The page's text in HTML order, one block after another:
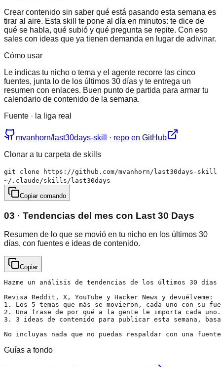
Crear contenido sin saber qué está pasando esta semana es
tirar al aire. Esta skill te pone al día en minutos: te dice de
qué se habla, qué subió y qué pregunta se repite. Con eso
sales con ideas que ya tienen demanda en lugar de adivinar.
Cómo usar
Le indicas tu nicho o tema y el agente recorre las cinco
fuentes, junta lo de los últimos 30 días y te entrega un
resumen con enlaces. Buen punto de partida para armar tu
calendario de contenido de la semana.
Fuente · la liga real
mvanhorn/last30days-skill · repo en GitHub
Clonar a tu carpeta de skills
git clone https://github.com/mvanhorn/last30days-skill
~/.claude/skills/last30days
Copiar comando
03 · Tendencias del mes con Last 30 Days
Resumen de lo que se movió en tu nicho en los últimos 30
días, con fuentes e ideas de contenido.
Copiar
Hazme un análisis de tendencias de los últimos 30 días
Revisa Reddit, X, YouTube y Hacker News y devuélveme:
1. Los 5 temas que más se movieron, cada uno con su
2. Una frase de por qué a la gente le importa cada uno.
3. 3 ideas de contenido para publicar esta semana,
No incluyas nada que no puedas respaldar con una
Guías a fondo